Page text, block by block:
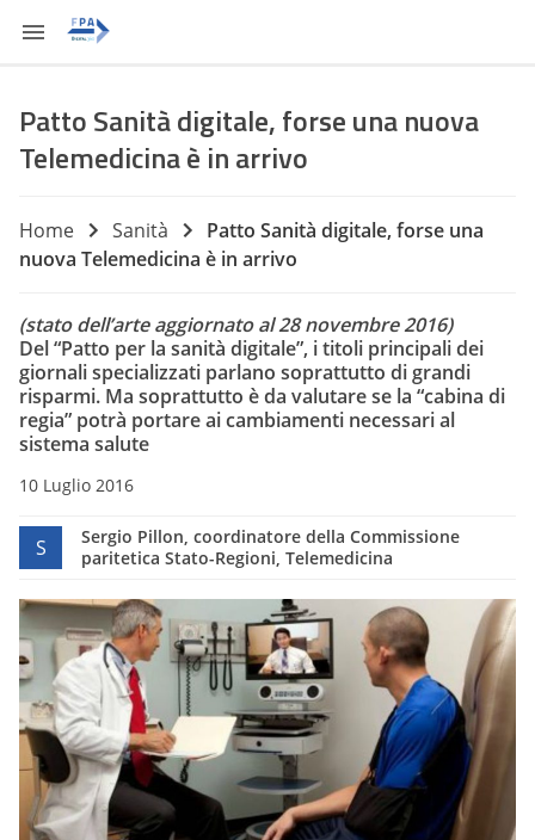
Patto Sanità digitale, forse una nuova
Telemedicina è in arrivo
Home Sanità
Patto Sanità digitale, forse una
nuova Telemedicina è in arrivo
(stato dell’arte aggiornato al 28 novembre 2016)
Del “Patto per la sanità digitale”, i titoli principali dei
giornali specializzati parlano soprattutto di grandi
risparmi. Ma soprattutto è da valutare se la “cabina di
regia” potrà portare ai cambiamenti necessari al
sistema salute
10 Luglio 2016
S
Sergio Pillon, coordinatore della Commissione
paritetica Stato-Regioni, Telemedicina